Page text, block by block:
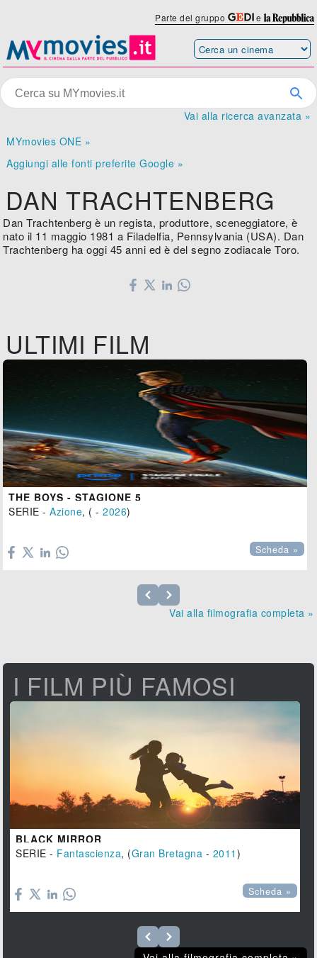
Parte del gruppo e
Vai alla ricerca avanzata »
MYmovies ONE »
Aggiungi alle fonti preferite Google »
DAN TRACHTENBERG
Dan Trachtenberg è un regista, produttore, sceneggiatore, è
nato il 11 maggio 1981 a Filadelfia, Pennsylvania (USA). Dan
Trachtenberg ha oggi 45 anni ed è del segno zodiacale Toro.
ULTIMI FILM
THE BOYS - STAGIONE 5
SERIE -Azione, ( -2026)
Scheda »
Vai alla filmografia completa »
I FILM PIÙ FAMOSI
BLACK MIRROR
SERIE - Fantascienza, (Gran Bretagna - 2011 )
Scheda »